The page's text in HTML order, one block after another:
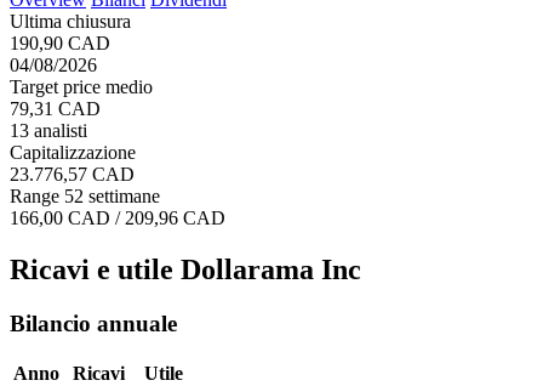
Ultima chiusura
190,90 CAD
04/08/2026
Target price medio
79,31 CAD
13 analisti
Capitalizzazione
23.776,57 CAD
Range 52 settimane
166,00 CAD / 209,96 CAD
Ricavi e utile Dollarama Inc
Bilancio annuale
Anno Ricavi
Utile